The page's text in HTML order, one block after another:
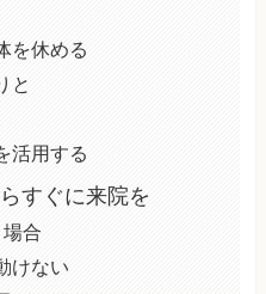
を休める
と
活用する
すぐに来院を
合
けない